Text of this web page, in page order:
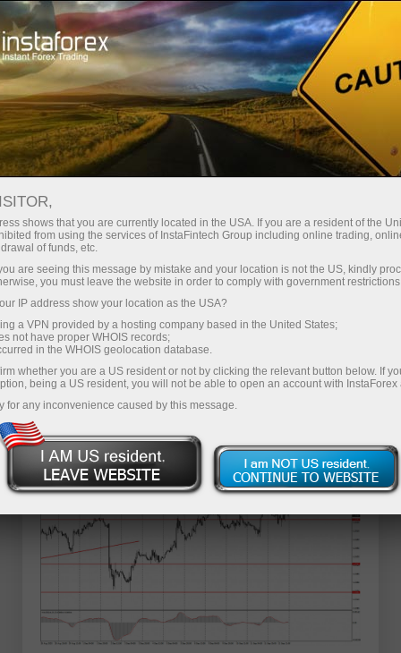
Трейдерлар учун
Форекс аналитика
13.09.2025 09:13
Как торговать валютную пару
GBP/USD 15 сентября? Простые
советы и разбор сделок для
новичков.
Разбор сделок пятницы:
1Н график пары GBP/USD.
shows that you are currently located in the USA. If you are a resident of the
from using the services of InstaFintech Group including online trading,
of funds, etc.
are seeing this message by mistake and your location is not the US, kindly
you must leave the website in order to comply with government
IP address show your location as the USA?
a VPN provided by a hosting company based in the United States;
not have proper WHOIS records;
in the WHOIS geolocation database.
whether you are a US resident or not by clicking the relevant button below. If
being a US resident, you will not be able to open an account with InstaForex
for any inconvenience caused by this message.